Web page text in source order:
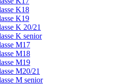
K18
K19
K 20/21
K senior
M17
M18
M19
M20/21
M senior